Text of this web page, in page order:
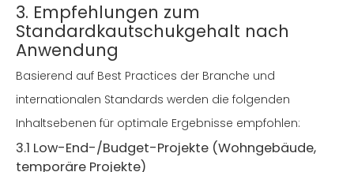
3. Empfehlungen zum
Standardkautschukgehalt nach
Anwendung
Basierend auf Best Practices der Branche und
internationalen Standards werden die folgenden
Inhaltsebenen für optimale Ergebnisse empfohlen:
3.1 Low-End-/Budget-Projekte (Wohngebäude,
temporäre Projekte)